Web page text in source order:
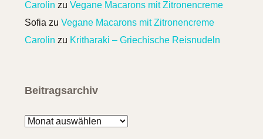
Carolin zu Vegane Macarons mit Zitronencreme
Sofia zu Vegane Macarons mit Zitronencreme
Carolin zu Kritharaki – Griechische Reisnudeln
Beitragsarchiv
Beitragsarchiv